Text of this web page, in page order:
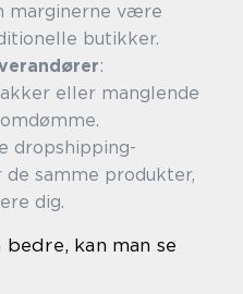
marginerne være
butikker.
:
eller manglende
dropshipping-
samme produkter,
dig.
kan man se